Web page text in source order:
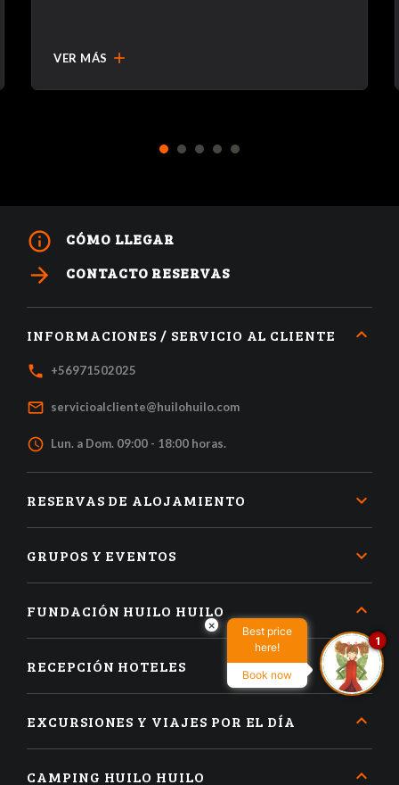
VER MÁS add
1 2 3 4 5
info_outline CÓMO LLEGAR
arrow_forward CONTACTO RESERVAS
INFORMACIONES / SERVICIO AL CLIENTE
local_phone +56971502025
mail_outline servicioalcliente@huilohuilo.com
access_time Lun. a Dom. 09:00 - 18:00 horas.
RESERVAS DE ALOJAMIENTO
GRUPOS Y EVENTOS
FUNDACIÓN HUILO HUILO
RECEPCIÓN HOTELES
EXCURSIONES Y VIAJES POR EL DÍA
CAMPING HUILO HUILO
×
Best price
here!
Book now
1